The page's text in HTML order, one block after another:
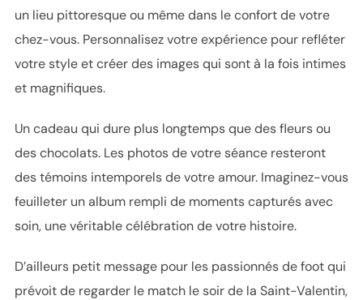
un lieu pittoresque ou même dans le confort de votre
chez-vous. Personnalisez votre expérience pour refléter
votre style et créer des images qui sont à la fois intimes
et magnifiques.
Un cadeau qui dure plus longtemps que des fleurs ou
des chocolats. Les photos de votre séance resteront
des témoins intemporels de votre amour. Imaginez-vous
feuilleter un album rempli de moments capturés avec
soin, une véritable célébration de votre histoire.
D’ailleurs petit message pour les passionnés de foot qui
prévoit de regarder le match le soir de la Saint-Valentin,